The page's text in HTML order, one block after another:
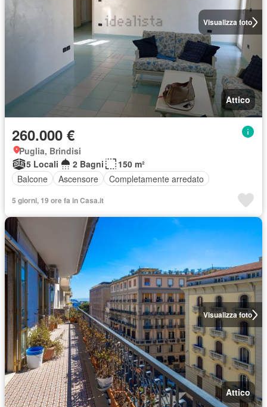
Visualizza foto
Attico
260.000 €
Puglia, Brindisi
5 Locali
2 Bagni
150 m²
Balcone
Ascensore Completamente arredato
5 giorni, 19 ore fa in Casa.it
Visualizza foto
Attico